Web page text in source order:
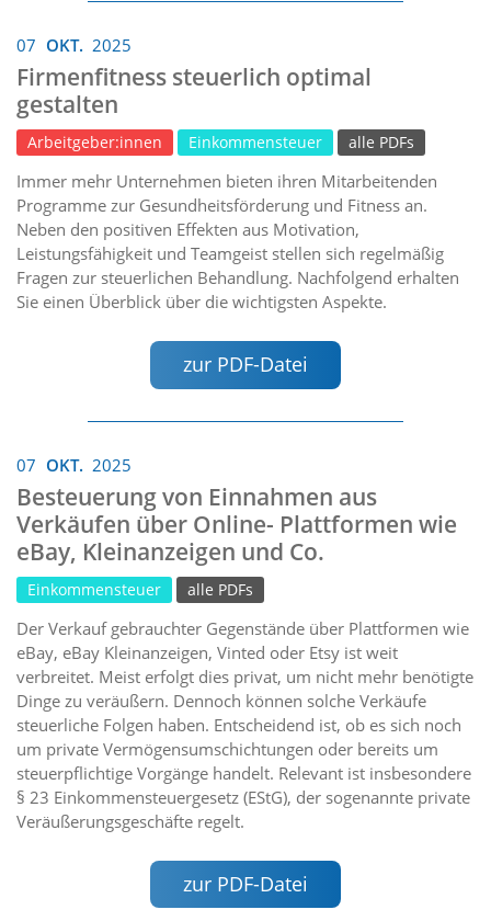
07 OKT. 2025
Firmenfitness steuerlich optimal
gestalten
Arbeitgeber:innen Einkommensteuer alle PDFs
Immer mehr Unternehmen bieten ihren Mitarbeitenden
Programme zur Gesundheitsförderung und Fitness an.
Neben den positiven Effekten aus Motivation,
Leistungsfähigkeit und Teamgeist stellen sich regelmäßig
Fragen zur steuerlichen Behandlung. Nachfolgend erhalten
Sie einen Überblick über die wichtigsten Aspekte.
zur PDF-Datei
07 OKT. 2025
Besteuerung von Einnahmen aus
Verkäufen über Online- Plattformen wie
eBay, Kleinanzeigen und Co.
Einkommensteuer alle PDFs
Der Verkauf gebrauchter Gegenstände über Plattformen wie
eBay, eBay Kleinanzeigen, Vinted oder Etsy ist weit
verbreitet. Meist erfolgt dies privat, um nicht mehr benötigte
Dinge zu veräußern. Dennoch können solche Verkäufe
steuerliche Folgen haben. Entscheidend ist, ob es sich noch
um private Vermögensumschichtungen oder bereits um
steuerpflichtige Vorgänge handelt. Relevant ist insbesondere
§ 23 Einkommensteuergesetz (EStG), der sogenannte private
Veräußerungsgeschäfte regelt.
zur PDF-Datei